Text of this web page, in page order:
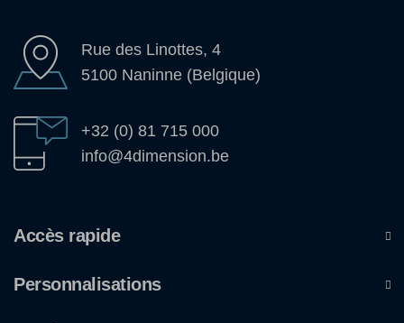
Rue des Linottes, 4
5100 Naninne (Belgique)
+32 (0) 81 715 000
info@4dimension.be
Accès rapide
Personnalisations